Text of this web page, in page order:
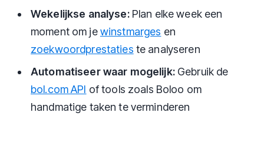
Wekelijkse analyse:Plan elke week een
moment om jewinstmarges en
zoekwoordprestaties te analyseren
Automatiseer waar mogelijk:Gebruik de
bol.com API of tools zoals Boloo om
handmatige taken te verminderen